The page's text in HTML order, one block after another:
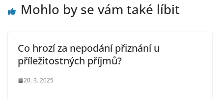
Mohlo by se vám také líbit
Co hrozí za nepodání přiznání u
příležitostných příjmů?
20. 3. 2025